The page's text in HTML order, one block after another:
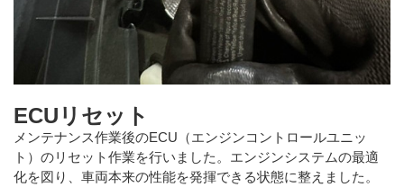
ECUリセット
メンテナンス作業後のECU（エンジンコントロールユニッ
ト）のリセット作業を行いました。エンジンシステムの最適
化を図り、車両本来の性能を発揮できる状態に整えました。